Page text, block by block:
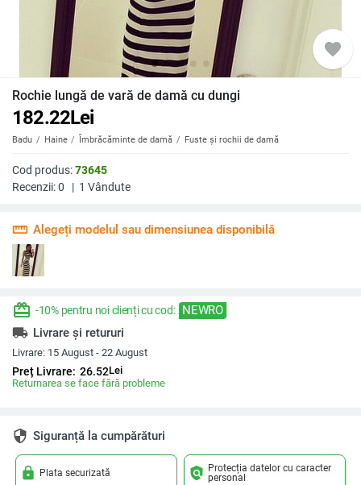
favorite
Rochie lungă de vară de damă cu dungi
182.22Lei
Badu Haine Îmbrăcăminte de damă Fuste și rochii de damă
Cod produs:73645
Recenzii:0 | 1 Vândute
straighten Alegeți modelul sau dimensiunea disponibilă
redeem -10% pentru noi clienți cu cod: NEWRO
local_shipping Livrare și retururi
Livrare: 15 August - 22 August
Preț Livrare: 26.52Lei
Returnarea se face fără probleme
security Siguranță la cumpărături
lock Plata securizată policy Protecția datelor cu caracter
personal